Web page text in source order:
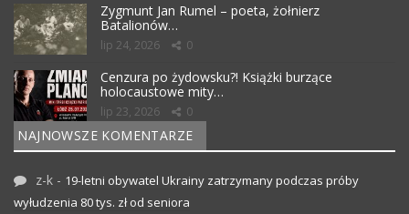
Zygmunt Jan Rumel – poeta, żołnierz
Batalionów…
lip 24, 2026 0
Cenzura po żydowsku?! Książki burzące
holocaustowe mity…
lip 23, 2026 0
NAJNOWSZE KOMENTARZE
z-k - 19-letni obywatel Ukrainy zatrzymany podczas próby
wyłudzenia 80 tys. zł od seniora